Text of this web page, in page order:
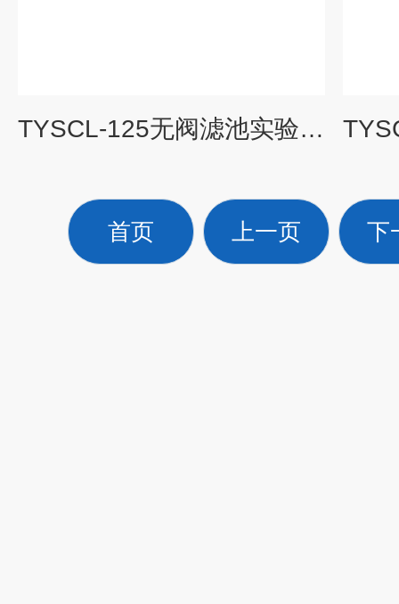
TYSCL-125无阀滤池实验装置|水处理工程实验装置
首页 上一页 下